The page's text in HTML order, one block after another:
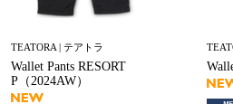
TEATORA | テアトラ
Wallet Pants RESORT
P（2024AW）